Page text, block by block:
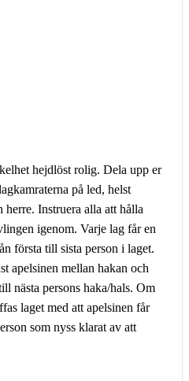
hejdlöst rolig. Dela upp er
på led, helst
herre. Instruera alla att hålla
igenom. Varje lag får en
första till sista person i laget.
apelsinen mellan hakan och
nästa persons haka/hals. Om
laget med att apelsinen får
som nyss klarat av att